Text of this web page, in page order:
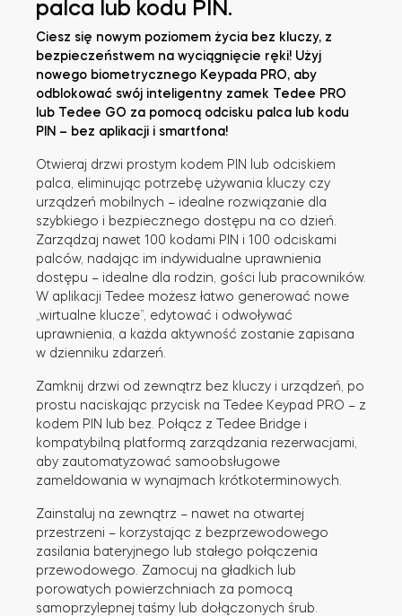
Tedee Keypad PRO
Tedee Biometric Module
Moduł przekaźnikowy BleBox
Tedee Dry Contact
Tedee GO2
Kup teraz
palca lub kodu PIN.
Ciesz się nowym poziomem życia bez kluczy, z
bezpieczeństwem na wyciągnięcie ręki! Użyj
nowego biometrycznego Keypada PRO, aby
odblokować swój inteligentny zamek Tedee PRO
lub Tedee GO za pomocą odcisku palca lub kodu
PIN – bez aplikacji i smartfona!
Otwieraj drzwi prostym kodem PIN lub odciskiem
palca, eliminując potrzebę używania kluczy czy
urządzeń mobilnych – idealne rozwiązanie dla
szybkiego i bezpiecznego dostępu na co dzień.
Zarządzaj nawet 100 kodami PIN i 100 odciskami
palców, nadając im indywidualne uprawnienia
dostępu – idealne dla rodzin, gości lub pracowników.
W aplikacji Tedee możesz łatwo generować nowe
„wirtualne klucze”, edytować i odwoływać
uprawnienia, a każda aktywność zostanie zapisana
w dzienniku zdarzeń.
Zamknij drzwi od zewnątrz bez kluczy i urządzeń, po
prostu naciskając przycisk na Tedee Keypad PRO – z
kodem PIN lub bez. Połącz z Tedee Bridge i
kompatybilną platformą zarządzania rezerwacjami,
aby zautomatyzować samoobsługowe
zameldowania w wynajmach krótkoterminowych.
Zainstaluj na zewnątrz – nawet na otwartej
przestrzeni – korzystając z bezprzewodowego
zasilania bateryjnego lub stałego połączenia
przewodowego. Zamocuj na gładkich lub
porowatych powierzchniach za pomocą
samoprzylepnej taśmy lub dołączonych śrub.